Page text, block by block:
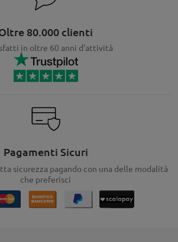
80.000 clienti
in oltre 60 anni d'attività
Pagamenti Sicuri
sicurezza pagando con una delle modalità
che preferisci